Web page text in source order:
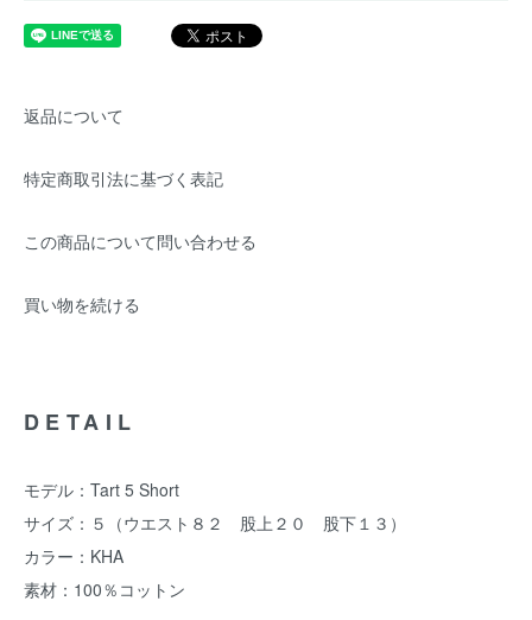
返品について
特定商取引法に基づく表記
この商品について問い合わせる
買い物を続ける
DETAIL
モデル：Tart 5 Short
サイズ：５（ウエスト８２ 股上２０ 股下１３）
カラー：KHA
素材：100％コットン